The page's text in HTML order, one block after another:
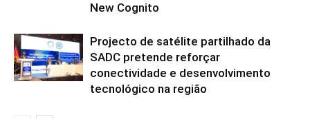
New Cognito
Projecto de satélite partilhado da
SADC pretende reforçar
conectividade e desenvolvimento
tecnológico na região